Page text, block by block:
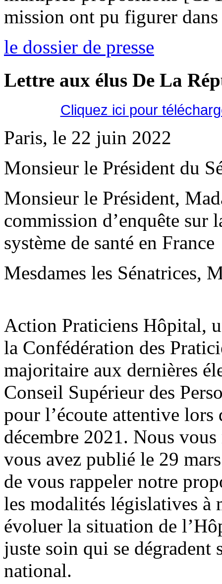
mission ont pu figurer
le dossier de presse
Lettre aux élus De La
Cliquez ici pour
Paris, le 22 juin 2022
Monsieur le Président du
Monsieur le Président,
commission d’enquête sur
système de santé en France
Mesdames les Sénatrices,
Action Praticiens Hôpital,
la Confédération des
majoritaire aux dernières
Conseil Supérieur des
pour l’écoute attentive
décembre 2021. Nous
vous avez publié le 29
de vous rappeler notre
les modalités législatives
évoluer la situation de
juste soin qui se dégradent
national.